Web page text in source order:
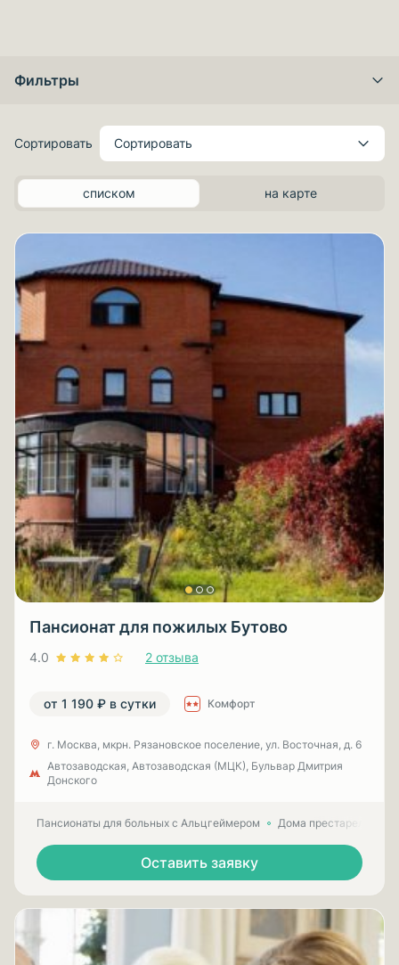
Фильтры
Сортировать Сортировать
списком на карте
Пансионат для пожилых Бутово
4.0 2 отзыва
от 1 190 ₽ в сутки Комфорт
г. Москва, мкрн. Рязановское поселение, ул. Восточная, д. 6
Автозаводская, Автозаводская (МЦК), Бульвар Дмитрия
Донского
Пансионаты для больных с Альцгеймером Дома престарелых
Оставить заявку